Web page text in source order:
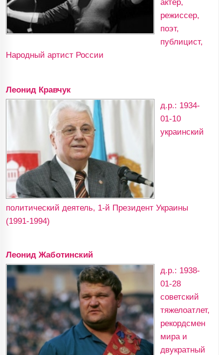
актер,
режиссер,
поэт,
публицист,
Народный артист России
Леонид Кравчук
д.р.: 1934-
01-10
украинский
политический деятель, 1-й Президент Украины
(1991-1994)
Леонид Жаботинский
д.р.: 1938-
01-28
советский
тяжелоатлет,
рекордсмен
мира и
двукратный